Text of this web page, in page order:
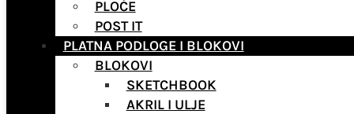
PLOČE
POST IT
PLATNA PODLOGE I BLOKOVI
BLOKOVI
SKETCHBOOK
AKRIL I ULJE